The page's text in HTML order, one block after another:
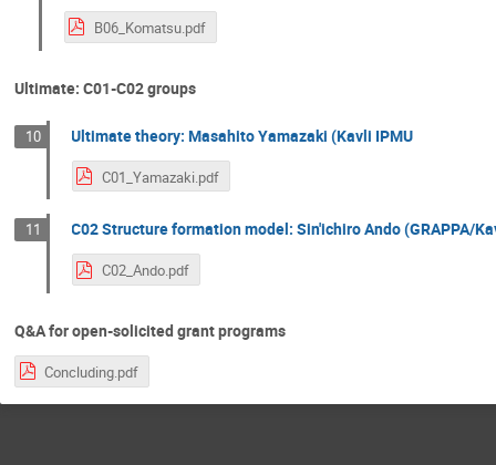
B06_Komatsu.pdf
Ultimate: C01-C02 groups
10 Ultimate theory: Masahito Yamazaki (Kavli IPMU
C01_Yamazaki.pdf
11 C02 Structure formation model: Sin'ichiro Ando (GRAPPA/
C02_Ando.pdf
Q&A for open-solicited grant programs
Concluding.pdf